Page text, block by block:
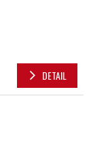
DETAIL